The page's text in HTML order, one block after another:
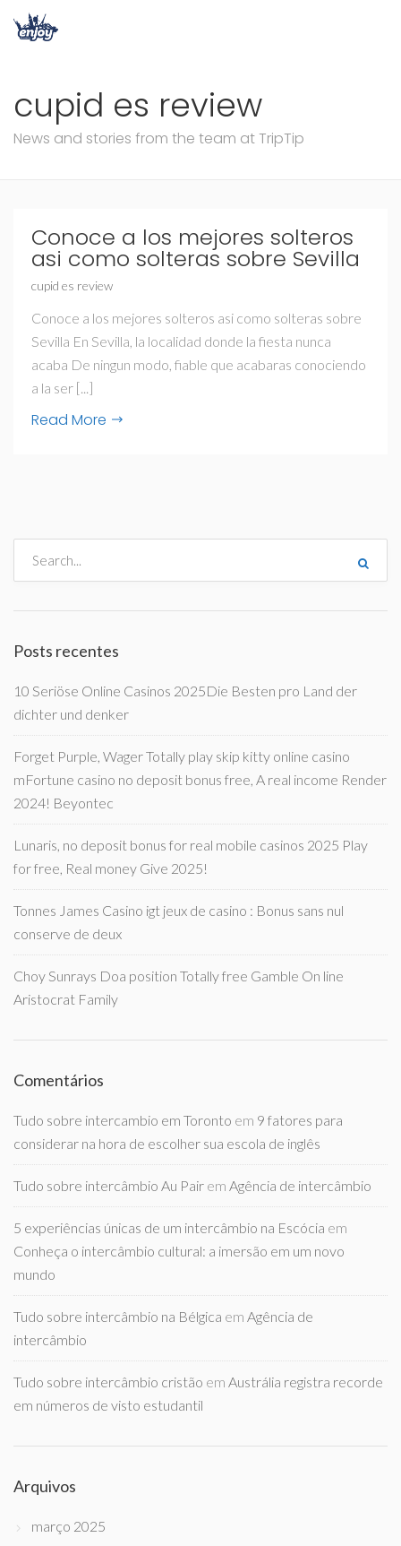
cupid es review
News and stories from the team at TripTip
Conoce a los mejores solteros
asi­ como solteras sobre Sevilla
cupid es review
Conoce a los mejores solteros asi­ como solteras sobre
Sevilla En Sevilla, la localidad donde la fiesta nunca
acaba De ningun modo, fiable que acabaras conociendo
a la ser [...]
Read More
Posts recentes
10 Seriöse Online Casinos 2025Die Besten pro Land der
dichter und denker
Forget Purple, Wager Totally play skip kitty online casino
mFortune casino no deposit bonus free, A real income Render
2024! Beyontec
Lunaris, no deposit bonus for real mobile casinos 2025 Play
for free, Real money Give 2025!
Tonnes James Casino igt jeux de casino : Bonus sans nul
conserve de deux
Choy Sunrays Doa position Totally free Gamble On line
Aristocrat Family
Comentários
Tudo sobre intercambio em Toronto em 9 fatores para
considerar na hora de escolher sua escola de inglês
Tudo sobre intercâmbio Au Pair em Agência de intercâmbio
5 experiências únicas de um intercâmbio na Escócia em
Conheça o intercâmbio cultural: a imersão em um novo
mundo
Tudo sobre intercâmbio na Bélgica em Agência de
intercâmbio
Tudo sobre intercâmbio cristão em Austrália registra recorde
em números de visto estudantil
Arquivos
março 2025